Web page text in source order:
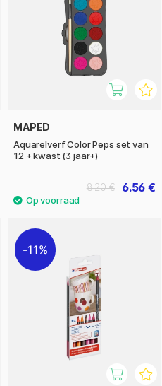
MAPED
Aquarelverf Color Peps set van
12 + kwast (3 jaar+)
6.56 €
8.20 €
11%